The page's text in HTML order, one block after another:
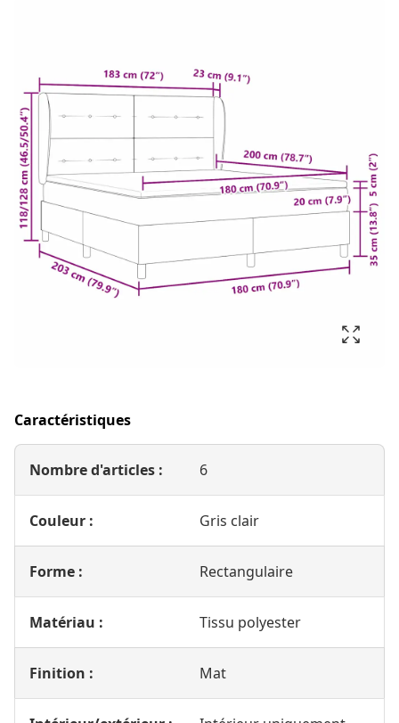
Caractéristiques
Nombre d'articles : 6
Couleur : Gris clair
Forme : Rectangulaire
Matériau : Tissu polyester
Finition : Mat